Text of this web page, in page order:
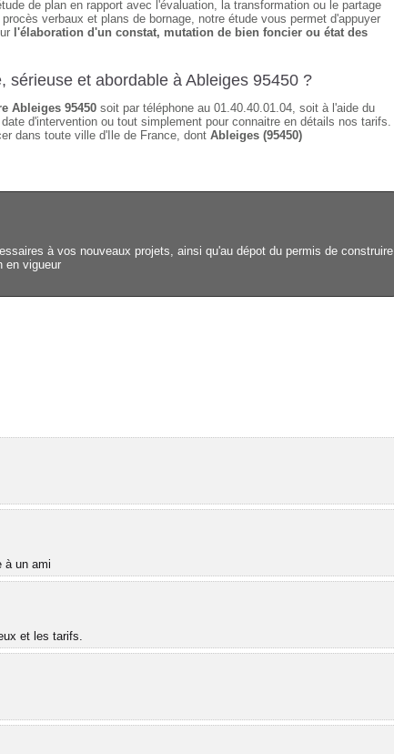
de plan en rapport avec l'évaluation, la transformation ou le partage
verbaux et plans de bornage, notre étude vous permet d'appuyer
l'élaboration d'un constat, mutation de bien foncier ou état des
sérieuse et abordable à Ableiges 95450 ?
Ableiges 95450 soit par téléphone au 01.40.40.01.04, soit à l'aide du
d'intervention ou tout simplement pour connaitre en détails nos tarifs.
dans toute ville d'Ile de France, dont Ableiges (95450)
à vos nouveaux projets, ainsi qu'au dépot du permis de construire
en vigueur
à un ami
et les tarifs.